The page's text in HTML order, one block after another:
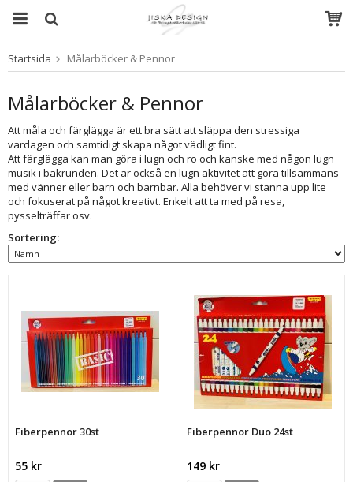
Produkten har blivit tillagd i varukorgen
Startsida Målarböcker & Pennor
Målarböcker & Pennor
Att måla och färglägga är ett bra sätt att släppa den stressiga
vardagen och samtidigt skapa något vädligt fint.
Att färglägga kan man göra i lugn och ro och kanske med någon lugn
musik i bakrunden. Det är också en lugn aktivitet att göra tillsammans
med vänner eller barn och barnbar. Alla behöver vi stanna upp lite
och fokuserat på något kreativt. Enkelt att ta med på resa,
pysselträffar osv.
Sortering:
Fiberpennor 30st
55 kr
Fiberpennor Duo 24st
149 kr